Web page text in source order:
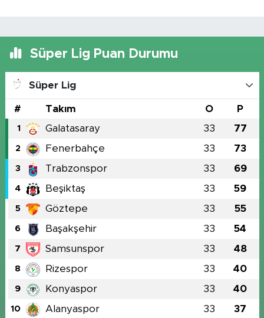
Süper Lig Puan Durumu
Süper Lig
# Takım O P
1 Galatasaray 33 77
2 Fenerbahçe 33 73
3 Trabzonspor 33 69
4 Beşiktaş 33 59
5 Göztepe 33 55
6 Başakşehir 33 54
7 Samsunspor 33 48
8 Rizespor 33 40
9 Konyaspor 33 40
10 Alanyaspor 33 37